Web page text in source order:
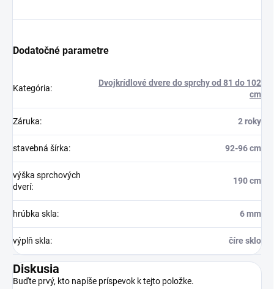
Dodatočné parametre
Kategória:
Dvojkrídlové dvere do sprchy od 81 do 102
cm
Záruka: 2 roky
stavebná šírka: 92-96 cm
výška sprchových
dverí:
190 cm
hrúbka skla: 6 mm
výplň skla: číre sklo
Diskusia
Buďte prvý, kto napíše príspevok k tejto položke.